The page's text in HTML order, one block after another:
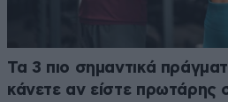
Τα 3 πιο σημαντικά
κάνετε αν είστε πρωτάρης